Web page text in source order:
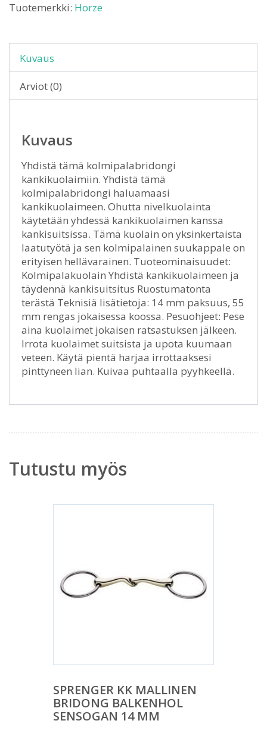
Tuotemerkki: Horze
Kuvaus
Arviot (0)
Kuvaus
Yhdistä tämä kolmipalabridongi
kankikuolaimiin. Yhdistä tämä
kolmipalabridongi haluamaasi
kankikuolaimeen. Ohutta nivelkuolainta
käytetään yhdessä kankikuolaimen kanssa
kankisuitsissa. Tämä kuolain on yksinkertaista
laatutyötä ja sen kolmipalainen suukappale on
erityisen hellävarainen. Tuoteominaisuudet:
Kolmipalakuolain Yhdistä kankikuolaimeen ja
täydennä kankisuitsitus Ruostumatonta
terästä Teknisiä lisätietoja: 14 mm paksuus, 55
mm rengas jokaisessa koossa. Pesuohjeet: Pese
aina kuolaimet jokaisen ratsastuksen jälkeen.
Irrota kuolaimet suitsista ja upota kuumaan
veteen. Käytä pientä harjaa irrottaaksesi
pinttyneen lian. Kuivaa puhtaalla pyyhkeellä.
Tutustu myös
SPRENGER KK MALLINEN
BRIDONG BALKENHOL
SENSOGAN 14 MM